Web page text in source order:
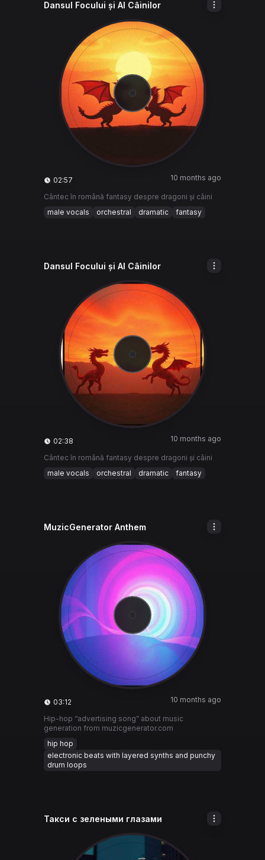
Dansul Focului și Al Câinilor
02:57 10 months ago
Cântec în română fantasy despre dragoni și câini
male vocals
orchestral dramatic fantasy
Dansul Focului și Al Câinilor
02:38 10 months ago
Cântec în română fantasy despre dragoni și câini
male vocals
orchestral dramatic fantasy
MuzicGenerator Anthem
03:12 10 months ago
Hip-hop “advertising song” about music
generation from muzicgenerator.com
hip hop
electronic beats with layered synths and punchy
drum loops
Такси с зелеными глазами